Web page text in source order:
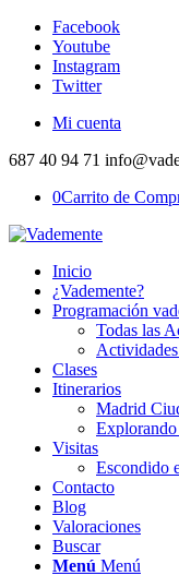
Facebook
Youtube
Instagram
Twitter
Mi cuenta
687 40 94 71
0Carrito de
Inicio
¿Vademente?
Programación
Todas las
Actividades
Clases
Itinerarios
Madrid
Visitas
Escondido
Contacto
Blog
Valoraciones
Buscar
Menú Menú